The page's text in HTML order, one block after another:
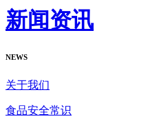
新闻资讯
NEWS
关于我们
食品安全常识